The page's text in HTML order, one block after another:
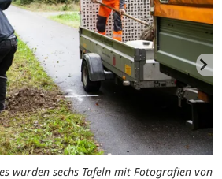
wurden sechs Tafeln mit Fotografien von